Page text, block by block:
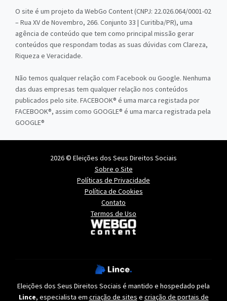
O site é um projeto da WebGo Content (CNPJ: 22.026.064/0001-02
– Rua XV de Novembro, 266. Conjunto 33 | Curitiba/PR), uma
agência de conteúdo que tem como principal missão gerar
conteúdos que respondam todas as suas dúvidas com Clareza,
Riqueza e Veracidade.
Não temos qualquer relação com Facebook ou Google. Nenhuma
das duas empresas tem qualquer relação nos conteúdos
publicados pelo site. FACEBOOK® é uma marca registada por
FACEBOOK®, assim como GOOGLE® é uma marca registrada pela
GOOGLE®
2026 © Eleições dos Seus Direitos Sociais
Sobre o Site
Políticas de Privacidade
Política de Cookies
Contato
Termos de Uso
Eleições dos Seus Direitos Sociais é mantido e hospedado pela
Lince, especialista em criação de sites e criação de portais de